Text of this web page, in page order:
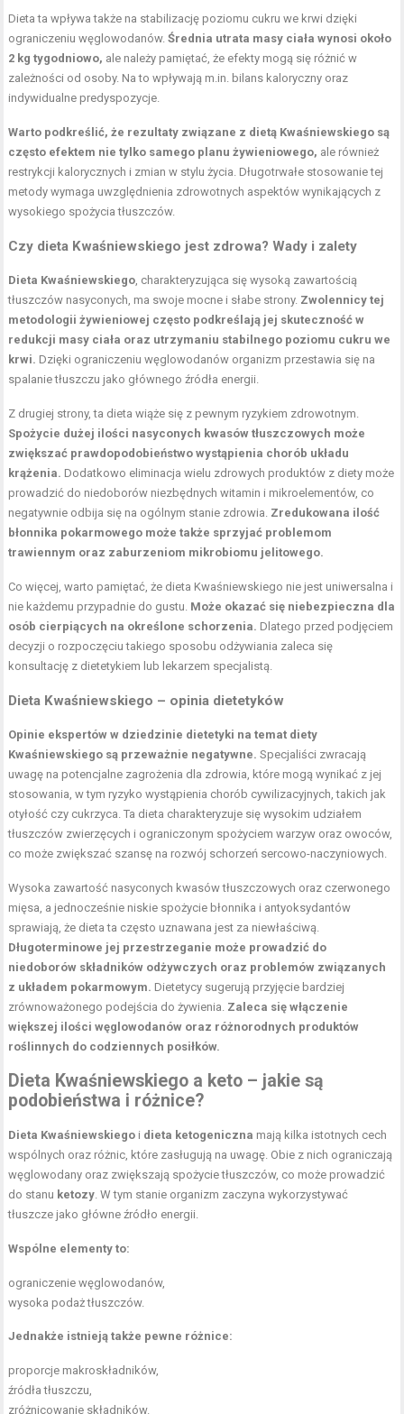
Dieta ta wpływa także na stabilizację poziomu cukru we krwi dzięki
ograniczeniu węglowodanów.Średnia utrata masy ciała wynosi około
2 kg tygodniowo, ale należy pamiętać, że efekty mogą się różnić w
zależności od osoby. Na to wpływają m.in. bilans kaloryczny oraz
indywidualne predyspozycje.
Warto podkreślić, że rezultaty związane z dietą Kwaśniewskiego są
często efektem nie tylko samego planu żywieniowego, ale również
restrykcji kalorycznych i zmian w stylu życia. Długotrwałe stosowanie tej
metody wymaga uwzględnienia zdrowotnych aspektów wynikających z
wysokiego spożycia tłuszczów.
Czy dieta Kwaśniewskiego jest zdrowa? Wady i zalety
Dieta Kwaśniewskiego, charakteryzująca się wysoką zawartością
tłuszczów nasyconych, ma swoje mocne i słabe strony. Zwolennicy tej
metodologii żywieniowej często podkreślają jej skuteczność w
redukcji masy ciała oraz utrzymaniu stabilnego poziomu cukru we
krwi. Dzięki ograniczeniu węglowodanów organizm przestawia się na
spalanie tłuszczu jako głównego źródła energii.
Z drugiej strony, ta dieta wiąże się z pewnym ryzykiem zdrowotnym.
Spożycie dużej ilości nasyconych kwasów tłuszczowych może
zwiększać prawdopodobieństwo wystąpienia chorób układu
krążenia. Dodatkowo eliminacja wielu zdrowych produktów z diety może
prowadzić do niedoborów niezbędnych witamin i mikroelementów, co
negatywnie odbija się na ogólnym stanie zdrowia. Zredukowana ilość
błonnika pokarmowego może także sprzyjać problemom
trawiennym oraz zaburzeniom mikrobiomu jelitowego.
Co więcej, warto pamiętać, że dieta Kwaśniewskiego nie jest uniwersalna i
nie każdemu przypadnie do gustu. Może okazać się niebezpieczna dla
osób cierpiących na określone schorzenia. Dlatego przed podjęciem
decyzji o rozpoczęciu takiego sposobu odżywiania zaleca się
konsultację z dietetykiem lub lekarzem specjalistą.
Dieta Kwaśniewskiego – opinia dietetyków
Opinie ekspertów w dziedzinie dietetyki na temat diety
Kwaśniewskiego są przeważnie negatywne. Specjaliści zwracają
uwagę na potencjalne zagrożenia dla zdrowia, które mogą wynikać z jej
stosowania, w tym ryzyko wystąpienia chorób cywilizacyjnych, takich jak
otyłość czy cukrzyca. Ta dieta charakteryzuje się wysokim udziałem
tłuszczów zwierzęcych i ograniczonym spożyciem warzyw oraz owoców,
co może zwiększać szansę na rozwój schorzeń sercowo-naczyniowych.
Wysoka zawartość nasyconych kwasów tłuszczowych oraz czerwonego
mięsa, a jednocześnie niskie spożycie błonnika i antyoksydantów
sprawiają, że dieta ta często uznawana jest za niewłaściwą.
Długoterminowe jej przestrzeganie może prowadzić do
niedoborów składników odżywczych oraz problemów związanych
z układem pokarmowym. Dietetycy sugerują przyjęcie bardziej
zrównoważonego podejścia do żywienia. Zaleca się włączenie
większej ilości węglowodanów oraz różnorodnych produktów
roślinnych do codziennych posiłków.
Dieta Kwaśniewskiego a keto – jakie są
podobieństwa i różnice?
Dieta Kwaśniewskiego i dieta ketogeniczna mają kilka istotnych cech
wspólnych oraz różnic, które zasługują na uwagę. Obie z nich ograniczają
węglowodany oraz zwiększają spożycie tłuszczów, co może prowadzić
do stanu ketozy. W tym stanie organizm zaczyna wykorzystywać
tłuszcze jako główne źródło energii.
Wspólne elementy to:
ograniczenie węglowodanów,
wysoka podaż tłuszczów.
Jednakże istnieją także pewne różnice:
proporcje makroskładników,
źródła tłuszczu,
zróżnicowanie składników.